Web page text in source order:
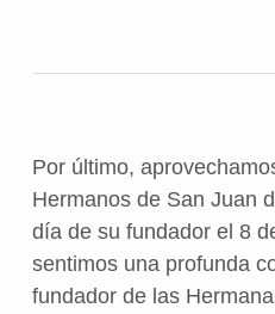
Por último,
Hermanos de San Juan
día de su fundador el 8
sentimos una profunda
fundador de las